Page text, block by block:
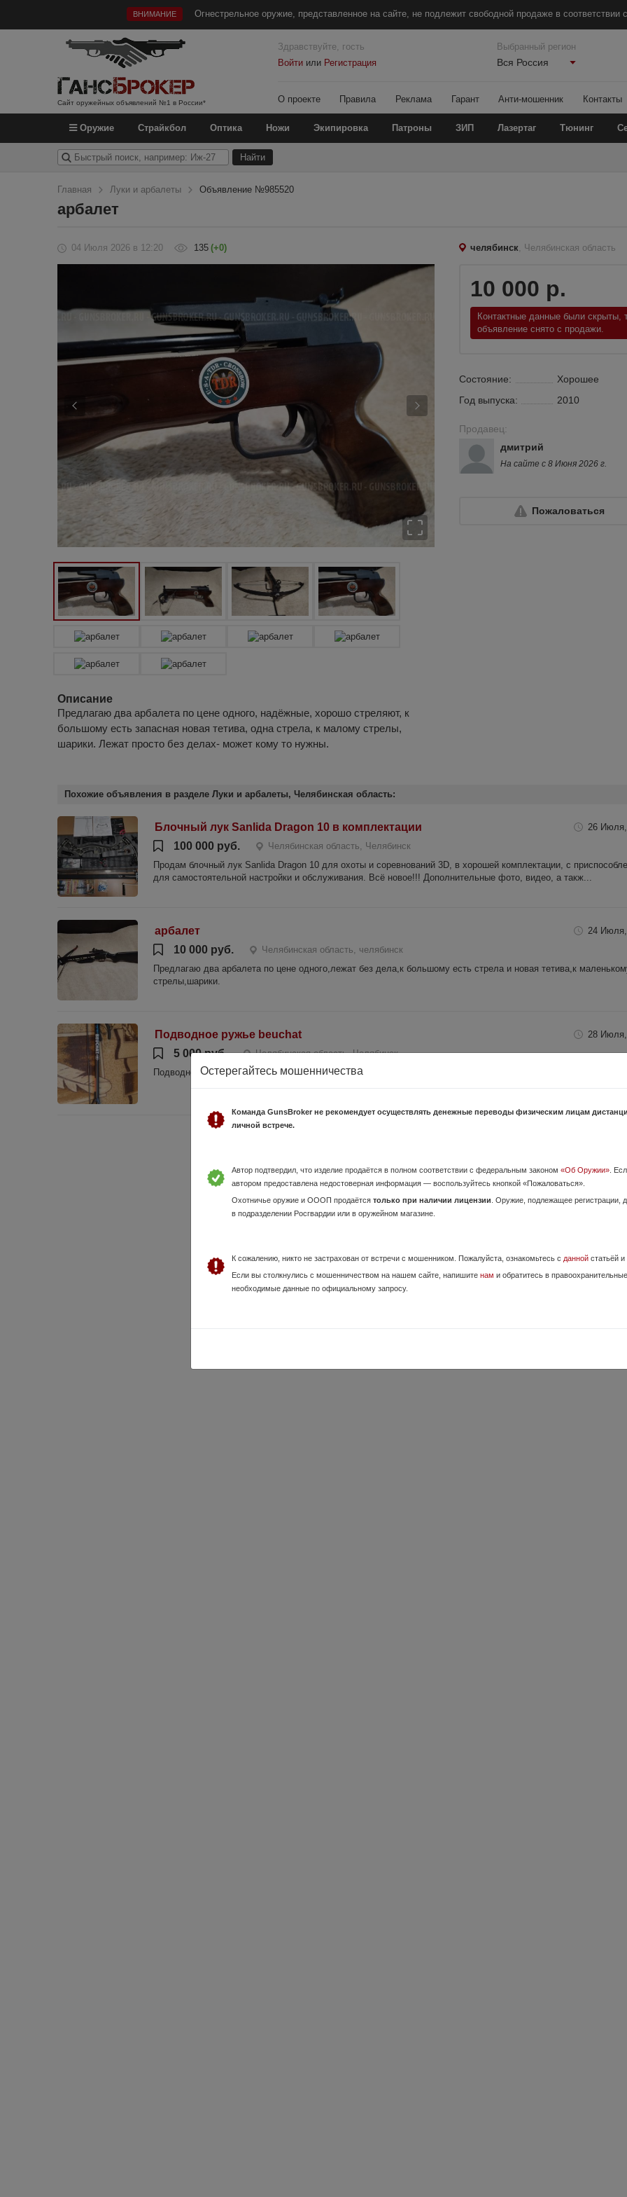
ВНИМАНИЕ Огнестрельное оружие, представленное на сайте, не подлежит свободной продаже в
Сайт оружейных объявлений №1 в России*
Здравствуйте, гость
Войтиили Регистрация
Выбранный регион
Вся Россия
О проекте Правила Реклама Гарант Анти-мошенник Контакты
Оружие Страйкбол Оптика Ножи Экипировка Патроны ЗИП Лазертаг Тюнинг
Главная Луки и арбалеты Объявление №985520
арбалет
04 Июля 2026 в 12:20 135 (+0) челябинск, Челябинская область
Описание
Предлагаю два арбалета по цене одного, надёжные, хорошо стреляют, к
большому есть запасная новая тетива, одна стрела, к малому стрелы,
шарики. Лежат просто без делах- может кому то нужны.
10 000 р.
Контактные данные были скрыты,
объявление снято с продажи.
Состояние:
Хорошее
Год выпуска:
2010
Продавец:
дмитрий
На сайте с 8 Июня 2026 г.
Пожаловаться
Похожие объявления в разделе Луки и арбалеты, Челябинская область:
Блочный лук Sanlida Dragon 10 в комплектации 26
100 000 руб.
Челябинская область, Челябинск
Продам блочный лук Sanlida Dragon 10 для охоты и соревнований 3D, в хорошей комплектации, с
для самостоятельной настройки и обслуживания. Всё новое!!! Дополнительные фото, видео, а такж...
арбалет 24
10 000 руб.
Челябинская область, челябинск
Предлагаю два арбалета по цене одного,лежат без дела,к большому есть стрела и новая тетива,к
стрелы,шарики.
Подводное ружье beuchat 28
5 000 руб.
Челябинская область, Челябинск
Подводное ружье beuchat в идеальном состоянии
Остерегайтесь мошенничества
Команда GunsBroker не рекомендует осуществлять денежные переводы физическим лицам
личной встрече.
Автор подтвердил, что изделие продаётся в полном соответствии с федеральным законом «Об Оружии» .
автором предоставлена недостоверная информация — воспользуйтесь кнопкой «Пожаловаться».
Охотничье оружие и ОООП продаётся только при наличии лицензии . Оружие, подлежащее
в подразделении Росгвардии или в оружейном магазине.
К сожалению, никто не застрахован от встречи с мошенником. Пожалуйста, ознакомьтесь с данной статьёй и
Если вы столкнулись с мошенничеством на нашем сайте, напишите нам и обратитесь в
необходимые данные по официальному запросу.